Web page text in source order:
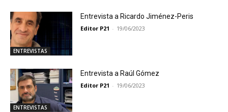
ENTREVISTAS
Entrevista a Ricardo Jiménez-Peris
Editor P21 - 19/06/2023
ENTREVISTAS
Entrevista a Raúl Gómez
Editor P21 - 19/06/2023